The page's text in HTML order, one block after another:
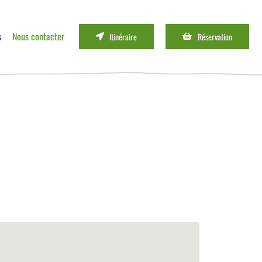
Nous contacter Itinéraire Réservation